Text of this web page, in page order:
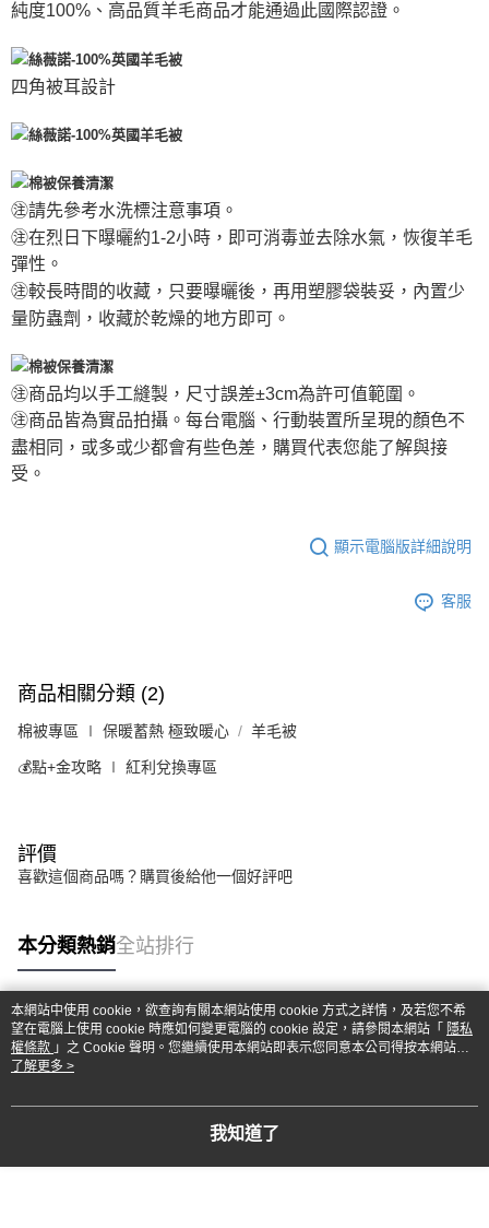
純度100%、高品質羊毛商品才能通過此國際認證。
四角被耳設計
㊟請先參考水洗標注意事項。
㊟在烈日下曝曬約1-2小時，即可消毒並去除水氣，恢復羊毛
彈性。
㊟較長時間的收藏，只要曝曬後，再用塑膠袋裝妥，內置少
量防蟲劑，收藏於乾燥的地方即可。
㊟商品均以手工縫製，尺寸誤差±3cm為許可值範圍。
㊟商品皆為實品拍攝。每台電腦、行動裝置所呈現的顏色不
盡相同，或多或少都會有些色差，購買代表您能了解與接
受。
顯示電腦版詳細說明
客服
商品相關分類 (2)
棉被專區 ∣ 保暖蓄熱 極致暖心 羊毛被
💰點+金攻略 ∣ 紅利兌換專區
評價
喜歡這個商品嗎？購買後給他一個好評吧
本分類熱銷全站排行
熱門標籤
本網站中使用 cookie，欲查詢有關本網站使用 cookie 方式之詳情，及若您不希
望在電腦上使用 cookie 時應如何變更電腦的 cookie 設定，請參閱本網站「 隱私
權條款 」之 Cookie 聲明。您繼續使用本網站即表示您同意本公司得按本網站使
用條款之 Cookie 聲明使用 cookie。
了解更多 >
我知道了